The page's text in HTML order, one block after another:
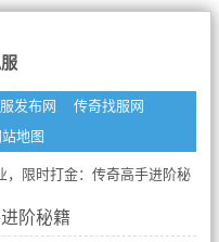
发布网
传奇找服网
站地图
限时打金：传奇高手进阶秘
阶秘籍